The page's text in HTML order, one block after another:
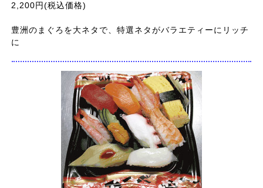
2,200円(税込価格)
豊洲のまぐろを大ネタで、特選ネタがバラエティーにリッチ
に